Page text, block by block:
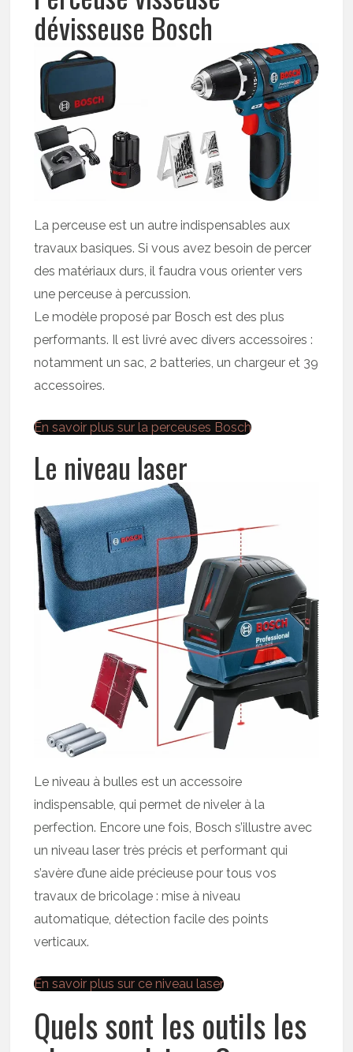
dévisseuse Bosch
La perceuse est un autre indispensables aux
travaux basiques. Si vous avez besoin de percer
des matériaux durs, il faudra vous orienter vers
une perceuse à percussion.
Le modèle proposé par Bosch est des plus
performants. Il est livré avec divers accessoires :
notamment un sac, 2 batteries, un chargeur et 39
accessoires.
En savoir plus sur la perceuses Bosch
Le niveau laser
Le niveau à bulles est un accessoire
indispensable, qui permet de niveler à la
perfection. Encore une fois, Bosch s’illustre avec
un niveau laser très précis et performant qui
s’avère d’une aide précieuse pour tous vos
travaux de bricolage : mise à niveau
automatique, détection facile des points
verticaux.
En savoir plus sur ce niveau laser
Quels sont les outils les